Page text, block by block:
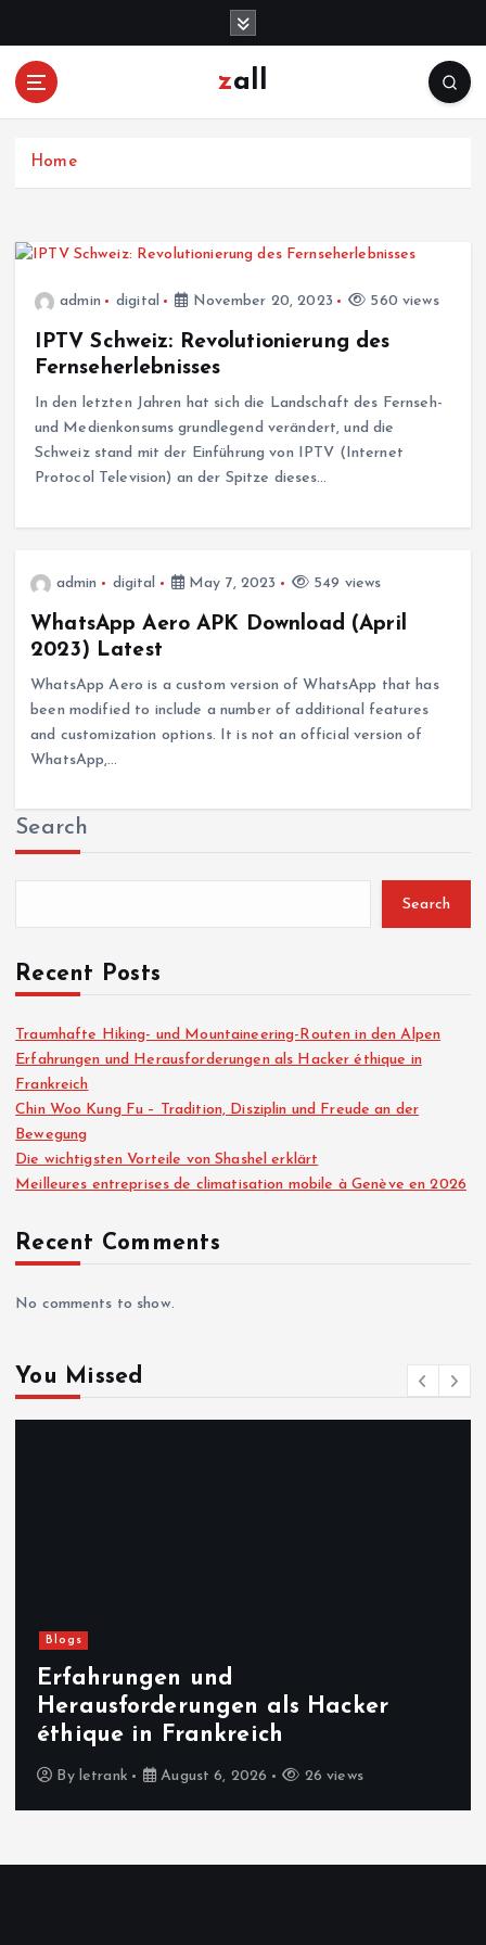
zall
Home
admin digital November 20, 2023 560 views
IPTV Schweiz: Revolutionierung des
Fernseherlebnisses
In den letzten Jahren hat sich die Landschaft des Fernseh-
und Medienkonsums grundlegend verändert, und die
Schweiz stand mit der Einführung von IPTV (Internet
Protocol Television) an der Spitze dieses…
admin digital May 7, 2023 549 views
WhatsApp Aero APK Download (April
2023) Latest
WhatsApp Aero is a custom version of WhatsApp that has
been modified to include a number of additional features
and customization options. It is not an official version of
WhatsApp,…
Search
Search
Recent Posts
Traumhafte Hiking- und Mountaineering-Routen in den Alpen
Erfahrungen und Herausforderungen als Hacker éthique in
Frankreich
Chin Woo Kung Fu – Tradition, Disziplin und Freude an der
Bewegung
Die wichtigsten Vorteile von Shashel erklärt
Meilleures entreprises de climatisation mobile à Genève en 2026
Recent Comments
No comments to show.
You Missed
Blogs
Erfahrungen und
Herausforderungen als Hacker
éthique in Frankreich
By letrank August 6, 2026 26 views